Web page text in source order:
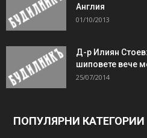
Англия
01/10/2013
Д-р Илиян
шиповете вече
25/07/2014
ПОПУЛЯРНИ КАТЕГОРИИ